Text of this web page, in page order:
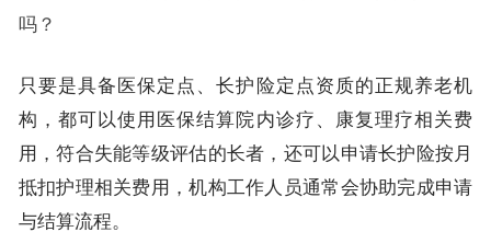
吗？
只要是具备医保定点、长护险定点资质的正规养老机
构，都可以使用医保结算院内诊疗、康复理疗相关费
用，符合失能等级评估的长者，还可以申请长护险按月
抵扣护理相关费用，机构工作人员通常会协助完成申请
与结算流程。